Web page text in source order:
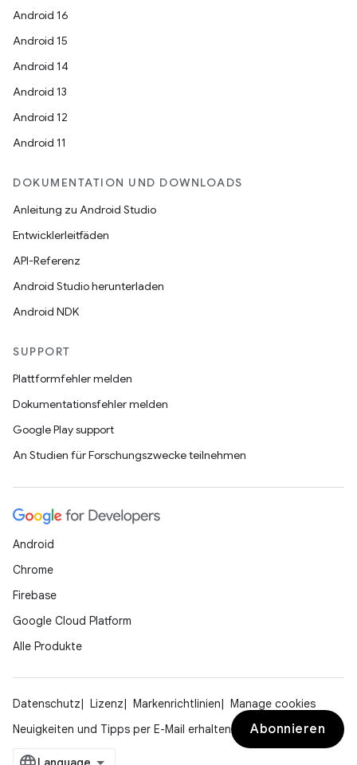
Android 16
Android 15
Android 14
Android 13
Android 12
Android 11
DOKUMENTATION UND DOWNLOADS
Anleitung zu Android Studio
Entwicklerleitfäden
API-Referenz
Android Studio herunterladen
Android NDK
SUPPORT
Plattformfehler melden
Dokumentationsfehler melden
Google Play support
An Studien für Forschungszwecke teilnehmen
Android
Chrome
Firebase
Google Cloud Platform
Alle Produkte
Datenschutz Lizenz Markenrichtlinien
Manage cookies
Neuigkeiten und Tipps per E-Mail erhalten
Abonnieren